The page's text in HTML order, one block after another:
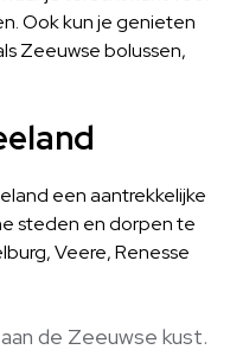
Ook kun je genieten
Zeeuwse bolussen,
een aantrekkelijke
steden en dorpen te
Veere, Renesse
de Zeeuwse kust.